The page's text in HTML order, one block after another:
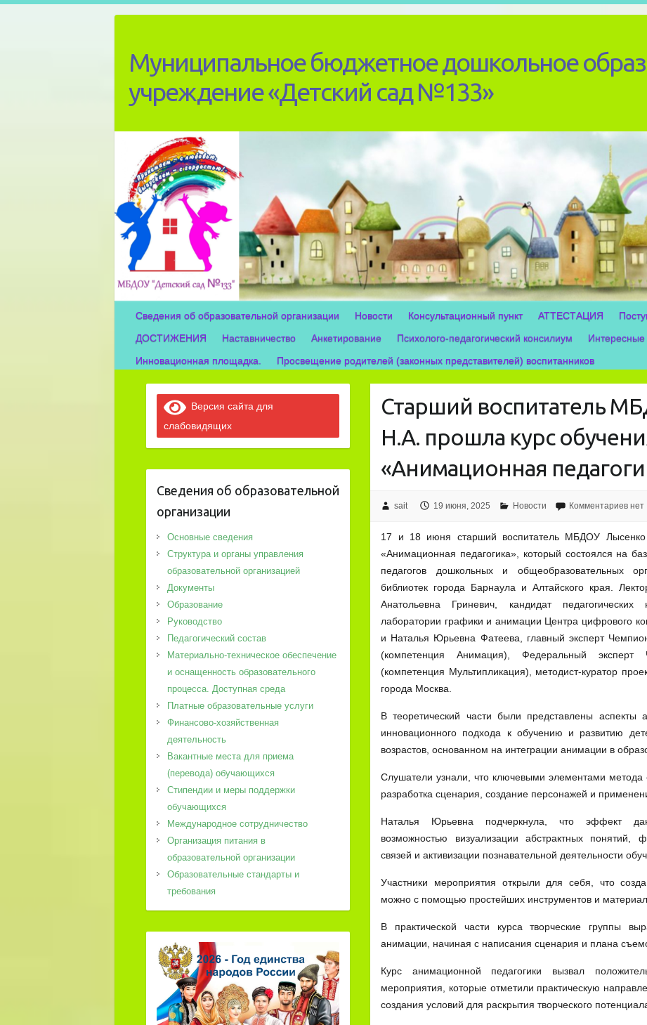
Муниципальное бюджетное дошкольное
учреждение «Детский сад №133»
Сведения об образовательной организации Новости Консультационный пункт АТТЕСТАЦИЯ
ДОСТИЖЕНИЯ
Наставничество Анкетирование Психолого-педагогический консилиум
Инновационная площадка.
Просвещение родителей (законных представителей) воспитанников
Старший воспитатель
Н.А. прошла курс
«Анимационная
sait 19 июня, 2025 Новости Комментариев нет
17 и 18 июня старший воспитатель МБДОУ
«Анимационная педагогика», который состоялся на
педагогов дошкольных и общеобразовательных
библиотек города Барнаула и Алтайского края.
Анатольевна Гриневич, кандидат педагогических
лаборатории графики и анимации Центра цифрового
и Наталья Юрьевна Фатеева, главный эксперт
(компетенция Анимация), Федеральный
(компетенция Мультипликация), методист-куратор
города Москва.
В теоретический части были представлены аспекты
инновационного подхода к обучению и развитию
возрастов, основанном на интеграции анимации в
Слушатели узнали, что ключевыми элементами метода
разработка сценария, создание персонажей и
Наталья Юрьевна подчеркнула, что эффект
возможностью визуализации абстрактных понятий,
связей и активизации познавательной деятельности
Участники мероприятия открыли для себя, что
можно с помощью простейших инструментов и
В практической части курса творческие группы
анимации, начиная с написания сценария и плана
Курс анимационной педагогики вызвал
мероприятия, которые отметили практическую
создания условий для раскрытия творческого
Версия сайта для
слабовидящих
Сведения об образовательной
организации
Основные сведения
Структура и органы управления
образовательной организацией
Документы
Образование
Руководство
Педагогический состав
Материально-техническое обеспечение
и оснащенность образовательного
процесса. Доступная среда
Платные образовательные услуги
Финансово-хозяйственная
деятельность
Вакантные места для приема
(перевода) обучающихся
Стипендии и меры поддержки
обучающихся
Международное сотрудничество
Организация питания в
образовательной организации
Образовательные стандарты и
требования